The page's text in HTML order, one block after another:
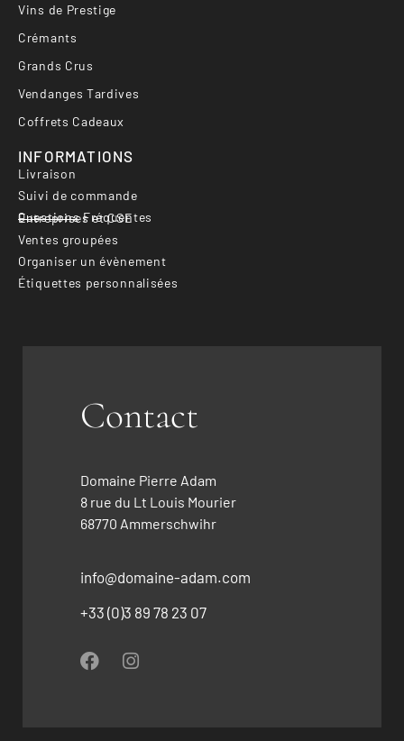
Vins de Prestige
Crémants
Grands Crus
Vendanges Tardives
Coffrets Cadeaux
INFORMATIONS
Livraison
Suivi de commande
Questions Fréquentes
Entreprises et CSE
Ventes groupées
Organiser un évènement
Étiquettes personnalisées
Contact
Domaine Pierre Adam
8 rue du Lt Louis Mourier
68770 Ammerschwihr
info@domaine-adam.com
+33 (0)3 89 78 23 07